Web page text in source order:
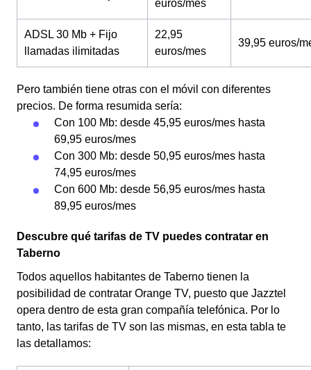
euros/mes
ADSL 30 Mb + Fijo
llamadas ilimitadas
22,95
euros/mes
39,95 euros/
Pero también tiene otras con el móvil con diferentes
precios. De forma resumida sería:
Con 100 Mb: desde 45,95 euros/mes hasta
69,95 euros/mes
Con 300 Mb: desde 50,95 euros/mes hasta
74,95 euros/mes
Con 600 Mb: desde 56,95 euros/mes hasta
89,95 euros/mes
Descubre qué tarifas de TV puedes contratar en
Taberno
Todos aquellos habitantes de Taberno tienen la
posibilidad de contratar Orange TV, puesto que Jazztel
opera dentro de esta gran compañía telefónica. Por lo
tanto, las tarifas de TV son las mismas, en esta tabla te
las detallamos: